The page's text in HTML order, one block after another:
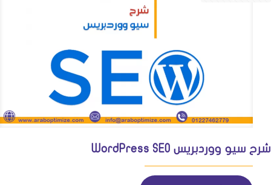
شرح سيو ووردبريس WordPress SEO